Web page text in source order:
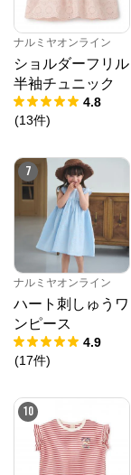
ナルミヤオンライン
ショルダーフリル
半袖チュニック
4.8
(13件)
7
ナルミヤオンライン
ハート刺しゅうワ
ンピース
4.9
(17件)
10